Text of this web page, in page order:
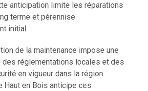
anticipation limite les réparations
terme et pérennise
initial.
de la maintenance impose une
des réglementations locales et des
en vigueur dans la région
Haut en Bois anticipe ces